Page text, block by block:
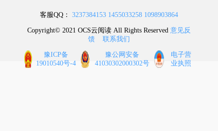
客服QQ： 3237384153 1455033258 1098903864
Copyright© 2021 OCS云阅读 All Rights Reserved 意见反
馈
联系我们
豫ICP备
19010540号-4
豫公网安备
41030302000302号
电子营
业执照